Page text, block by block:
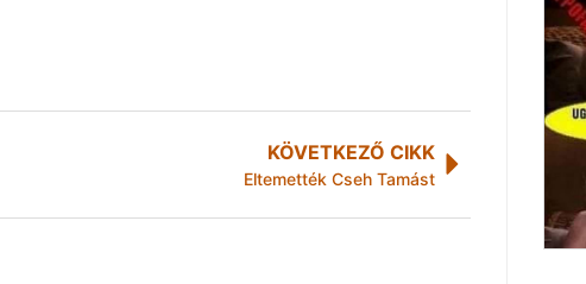
KÖVETKEZŐ CIKK
Eltemették Cseh Tamást